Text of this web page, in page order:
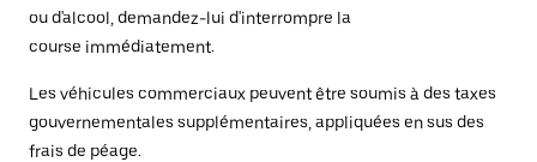
ou d'alcool, demandez-lui d'interrompre la
course immédiatement.
Les véhicules commerciaux peuvent être soumis à des taxes
gouvernementales supplémentaires, appliquées en sus des
frais de péage.